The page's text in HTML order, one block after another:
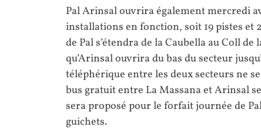
Pal Arinsal ouvrira également mercredi
installations en fonction, soit 19 pistes et
de Pal s’étendra de la Caubella au Coll
qu’Arinsal ouvrira du bas du secteur
téléphérique entre les deux secteurs ne
bus gratuit entre La Massana et Arinsal
sera proposé pour le forfait journée de
guichets.